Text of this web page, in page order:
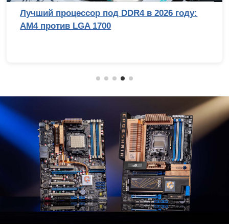
Лучший процессор под DDR4 в 2026 году:
AM4 против LGA 1700